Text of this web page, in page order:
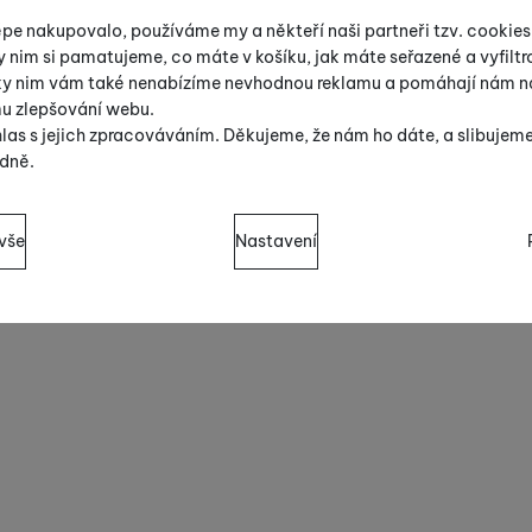
nakupovalo, používáme my a někteří naši partneři tzv.
nim si pamatujeme, co máte v košíku, jak máte seřazené a
nim vám také nenabízíme nevhodnou reklamu a pomáhají nám
zlepšování webu.
s jejich zpracováváním. Děkujeme, že nám ho dáte, a
s kategoriemi cookies
náš web nebude fungovat.
váš průchod nákupním košíkem, porovnávání produktů a další
funkce
s naším webem dokážeme ještě zpříjemnit. Dokážeme si
s vyplňováním formulářů, umožní nám zobrazit služby jako
Nastavení
ovšem potřebám menších jezdců. Dvojnásobnou
juniorskými páčkami. Díky nim je tak
která smí (po doplnění odrazkami a blatníky) vyrazit i
stroje, která zpříjemňuje jízdu a prodlužuje ujeté